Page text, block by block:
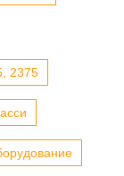
2375